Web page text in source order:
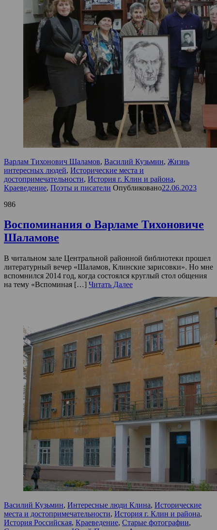
Варлам Тихонович Шаламов, Василий Кузьмин, Жизнь
интересных людей, Исторические места и
достопримечательности, История г. Клин и района,
Краеведение, Поэты и писатели Опубликовано22.06.2023
986
Воспоминания о Варламе Тихоновиче
Шаламове
В читальном зале Центральной районной библиотеки прошел
литературный вечер «Шаламов, Клинские зарисовки». Но мне
вспомнился 2014 год, когда состоялся круглый стол общения
на тему «Вспоминая […] Читать Далее
Василий Кузьмин, Интересные люди Клина, Исторические
места и достопримечательности, История г. Клин и района,
История Российская, Краеведение, Старые фотографии,